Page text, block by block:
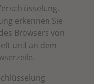
erkennen Sie
Browsers von
und an dem